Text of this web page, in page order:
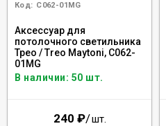
Код: C062-01MG
Аксессуар для
потолочного светильника
Трео / Treo Maytoni, C062-
01MG
В наличии: 50 шт.
240 ₽/шт.